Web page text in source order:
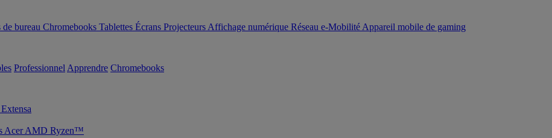
bureau Chromebooks Tablettes Écrans Projecteurs Affichage numérique Réseau e-Mobilité Appareil mobile de gaming
Professionnel Apprendre Chromebooks
Acer AMD Ryzen™